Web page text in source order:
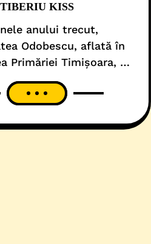
TIBERIU KISS
anului trecut,
Odobescu, aflată în
Primăriei Timișoara, a
ca urmare a unui
securitate – a căzut un
Atunci, opt nou-